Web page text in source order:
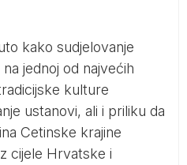
kako sudjelovanje
jednoj od najvećih
kulture
ustanovi, ali i priliku da
Cetinske krajine
cijele Hrvatske i